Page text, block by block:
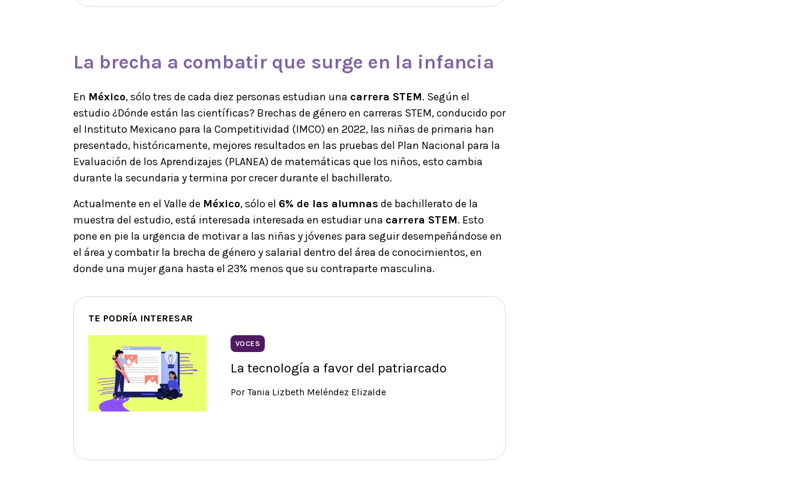
La brecha a combatir que surge en la infancia
En México, sólo tres de cada diez personas estudian una carrera STEM. Según el
estudio ¿Dónde están las científicas? Brechas de género en carreras STEM, conducido por
el Instituto Mexicano para la Competitividad (IMCO) en 2022, las niñas de primaria han
presentado, históricamente, mejores resultados en las pruebas del Plan Nacional para la
Evaluación de los Aprendizajes (PLANEA) de matemáticas que los niños, esto cambia
durante la secundaria y termina por crecer durante el bachillerato.
Actualmente en el Valle de México, sólo el 6% de las alumnas de bachillerato de la
muestra del estudio, está interesada interesada en estudiar una carrera STEM. Esto
pone en pie la urgencia de motivar a las niñas y jóvenes para seguir desempeñándose en
el área y combatir la brecha de género y salarial dentro del área de conocimientos, en
donde una mujer gana hasta el 23% menos que su contraparte masculina.
TE PODRÍA INTERESAR
VOCES
La tecnología a favor del patriarcado
Por Tania Lizbeth Meléndez Elizalde